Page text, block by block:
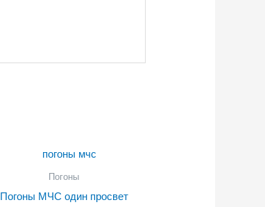
Погоны
Погоны МЧС один просвет